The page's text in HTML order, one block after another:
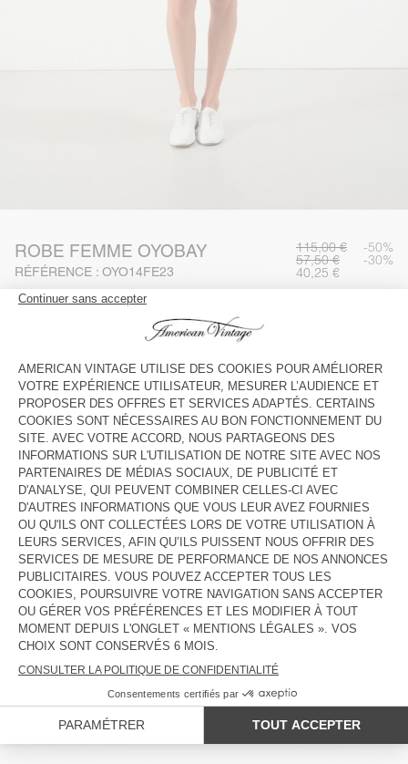
ROBE FEMME OYOBAY
RÉFÉRENCE : OYO14FE23
115,00 € -50%
57,50 € -30%
40,25 €
XS/S M/L
Le mannequin mesure 175 cm et porte une taille XS-S
GUIDE DES TAILLES
Livraison estimée entre le mardi 11 août et le jeudi 13 août
AJOUTER AU PANIER
DESCRIPTION
TAILLE ET COUPE
COMPOSITION
ENTRETIEN
TRAÇABILITÉ
LIVRAISON ET RETOURS